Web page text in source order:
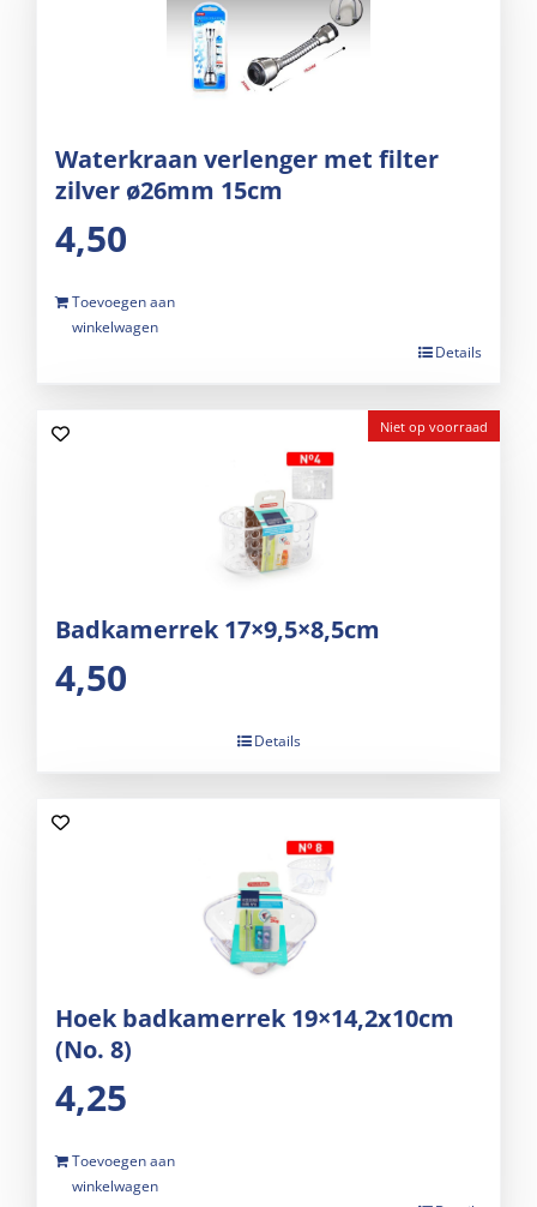
Waterkraan verlenger met filter
zilver ø26mm 15cm
4,50
Toevoegen aan
winkelwagen
Details
Niet op voorraad
Badkamerrek 17×9,5×8,5cm
4,50
Details
Hoek badkamerrek 19×14,2x10cm
(No. 8)
4,25
Toevoegen aan
winkelwagen